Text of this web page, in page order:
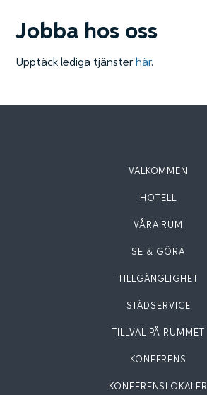
Jobba hos oss
Upptäck lediga tjänsterhär.
VÄLKOMMEN
HOTELL
VÅRA RUM
SE & GÖRA
TILLGÄNGLIGHET
STÄDSERVICE
TILLVAL PÅ RUMMET
KONFERENS
KONFERENSLOKALER